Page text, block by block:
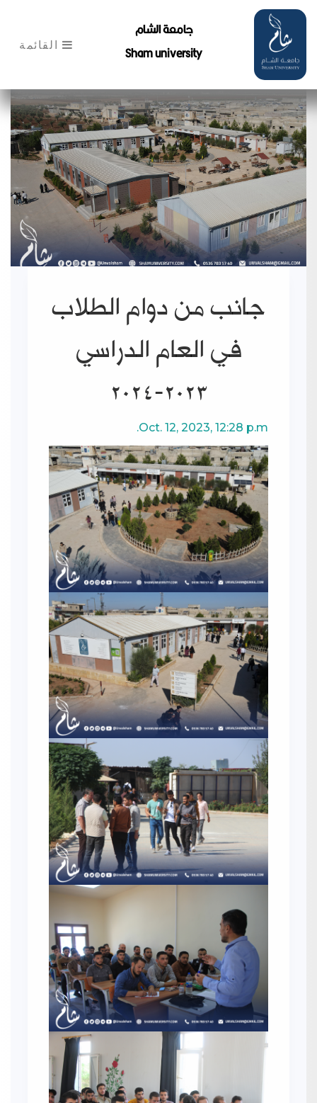
جامعة الشام
Sham university
القائمة
جانب من دوام الطلاب في
العام الدراسي 2023-2024
جانب من دوام الطلاب
في العام الدراسي
2023-2024
Oct. 12, 2023, 12:28 p.m.